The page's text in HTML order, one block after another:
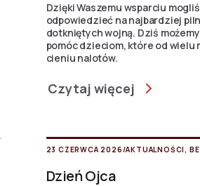
Dzięki Waszemu wsparciu
odpowiedzieć na najbardziej
dotkniętych wojną. Dziś
pomóc dzieciom, które od wielu
cieniu nalotów.
Czytaj więcej
23 CZERWCA 2026/AKTUALNOŚCI,
Dzień Ojca